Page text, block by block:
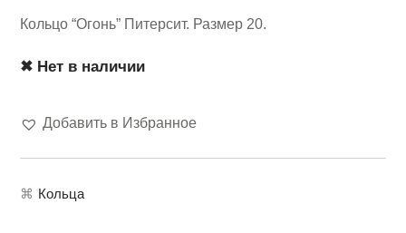
Кольцо “Огонь” Питерсит. Размер 20.
✖ Нет в наличии
Добавить в Избранное
⌘ Кольца